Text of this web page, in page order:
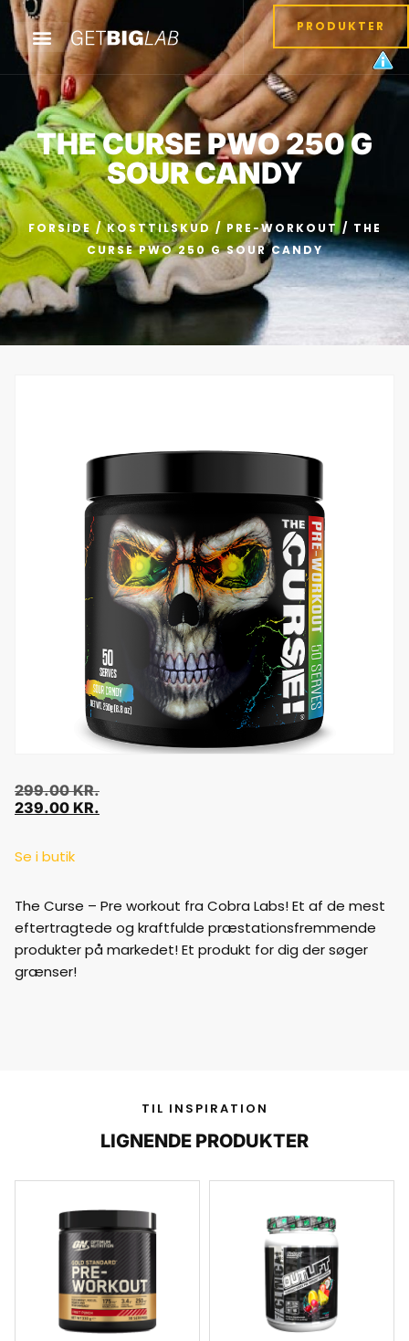
PRODUKTER
THE CURSE PWO 250 G
SOUR CANDY
FORSIDE /KOSTTILSKUD / PRE-WORKOUT/ THE
CURSE PWO 250 G SOUR CANDY
299.00KR.
239.00 KR.
Se i butik
The Curse – Pre workout fra Cobra Labs! Et af de mest
eftertragtede og kraftfulde præstationsfremmende
produkter på markedet! Et produkt for dig der søger
grænser!
TIL INSPIRATION
LIGNENDE PRODUKTER